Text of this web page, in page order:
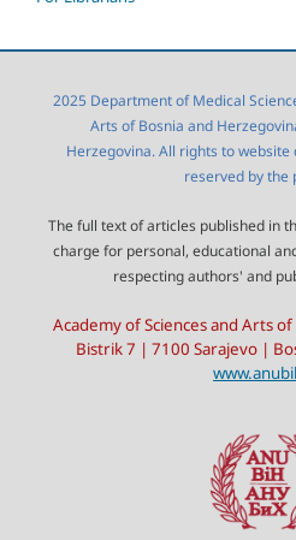
2025 Department of Medical
Arts of Bosnia and
Herzegovina. All rights to
reserved by the
The full text of articles published in
charge for personal, educational
respecting authors' and
Academy of Sciences and Arts
Bistrik 7 | 7100 Sarajevo |